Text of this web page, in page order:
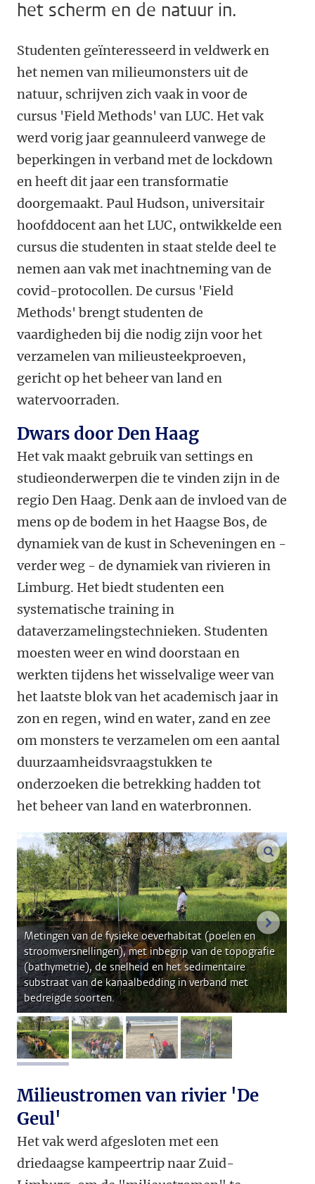
het scherm en de natuur in.
Studenten geïnteresseerd in veldwerk en
het nemen van milieumonsters uit de
natuur, schrijven zich vaak in voor de
cursus 'Field Methods' van LUC. Het vak
werd vorig jaar geannuleerd vanwege de
beperkingen in verband met de lockdown
en heeft dit jaar een transformatie
doorgemaakt. Paul Hudson, universitair
hoofddocent aan het LUC, ontwikkelde een
cursus die studenten in staat stelde deel te
nemen aan vak met inachtneming van de
covid-protocollen. De cursus 'Field
Methods' brengt studenten de
vaardigheden bij die nodig zijn voor het
verzamelen van milieusteekproeven,
gericht op het beheer van land en
watervoorraden.
Dwars door Den Haag
Het vak maakt gebruik van settings en
studieonderwerpen die te vinden zijn in de
regio Den Haag. Denk aan de invloed van de
mens op de bodem in het Haagse Bos, de
dynamiek van de kust in Scheveningen en -
verder weg - de dynamiek van rivieren in
Limburg. Het biedt studenten een
systematische training in
dataverzamelingstechnieken. Studenten
moesten weer en wind doorstaan en
werkten tijdens het wisselvalige weer van
het laatste blok van het academisch jaar in
zon en regen, wind en water, zand en zee
om monsters te verzamelen om een aantal
duurzaamheidsvraagstukken te
onderzoeken die betrekking hadden tot
het beheer van land en waterbronnen.
Metingen van de fysieke oeverhabitat (poelen en
stroomversnellingen), met inbegrip van de topografie
(bathymetrie), de snelheid en het sedimentaire
substraat van de kanaalbedding in verband met
bedreigde soorten.
afbeelding 1afbeelding 2afbeelding 3afbeelding 4
Milieustromen van rivier 'De
Geul'
Het vak werd afgesloten met een
driedaagse kampeertrip naar Zuid-